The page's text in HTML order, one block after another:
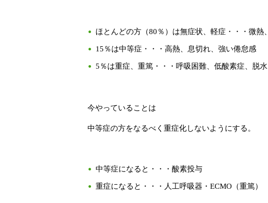
ほとんどの方（80％）は無症状、軽症・・・微熱
15％は中等症・・・高熱、息切れ、強い倦怠感
5％は重症、重篤・・・呼吸困難、低酸素症、脱水
今やっていることは
中等症の方をなるべく重症化しないようにする。
中等症になると・・・酸素投与
重症になると・・・人工呼吸器・ECMO（重篤）